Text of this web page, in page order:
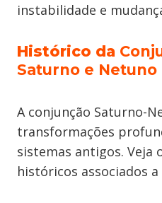
instabilidade e
Histórico da
Saturno e Netuno
A conjunção Saturno-
transformações
sistemas antigos. Veja
históricos associados a